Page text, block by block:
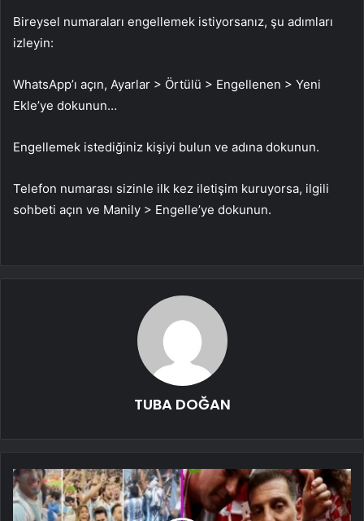
Bireysel numaraları engellemek istiyorsanız, şu adımları
izleyin:
WhatsApp’ı açın, Ayarlar > Örtülü > Engellenen > Yeni
Ekle’ye dokunun…
Engellemek istediğiniz kişiyi bulun ve adına dokunun.
Telefon numarası sizinle ilk kez iletişim kuruyorsa, ilgili
sohbeti açın ve Manily > Engelle’ye dokunun.
TUBA DOĞAN